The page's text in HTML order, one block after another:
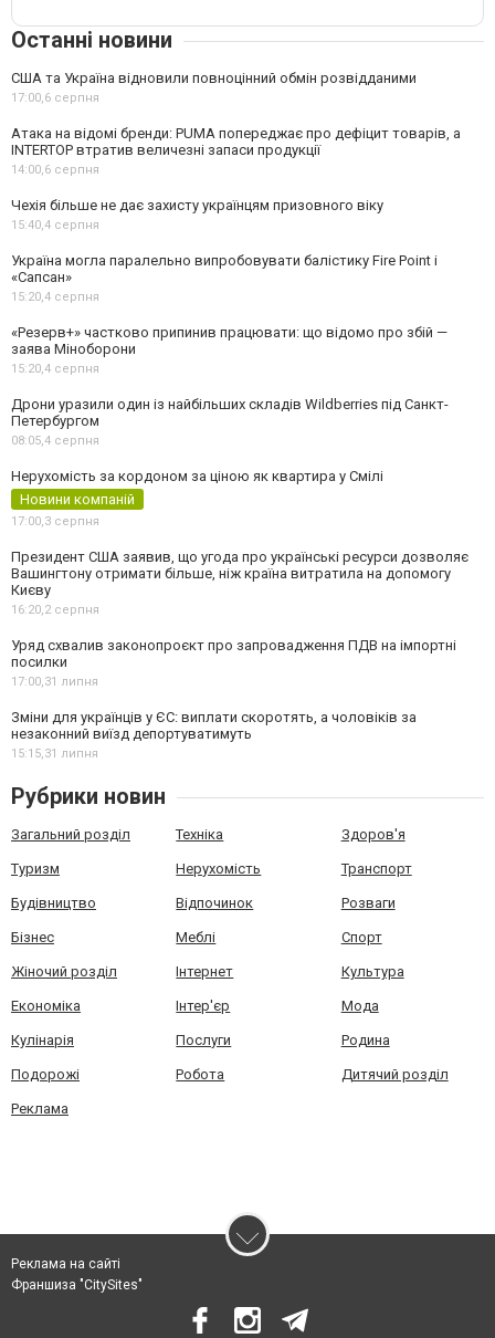
Останні новини
США та Україна відновили повноцінний обмін розвідданими
17:00,6 серпня
Атака на відомі бренди: PUMA попереджає про дефіцит товарів, а
INTERTOP втратив величезні запаси продукції
14:00,6 серпня
Чехія більше не дає захисту українцям призовного віку
15:40,4 серпня
Україна могла паралельно випробовувати балістику Fire Point і
«Сапсан»
15:20,4 серпня
«Резерв+» частково припинив працювати: що відомо про збій —
заява Міноборони
15:20,4 серпня
Дрони уразили один із найбільших складів Wildberries під Санкт-
Петербургом
08:05,4 серпня
Нерухомість за кордоном за ціною як квартира у Смілі
Новини компаній
17:00,3 серпня
Президент США заявив, що угода про українські ресурси дозволяє
Вашингтону отримати більше, ніж країна витратила на допомогу
Києву
16:20,2 серпня
Уряд схвалив законопроєкт про запровадження ПДВ на імпортні
посилки
17:00,31 липня
Зміни для українців у ЄС: виплати скоротять, а чоловіків за
незаконний виїзд депортуватимуть
15:15,31 липня
Рубрики новин
Загальний розділ Техніка Здоров'я
Туризм Нерухомість Транспорт
Будівництво Відпочинок Розваги
Бізнес Меблі Спорт
Жіночий розділ Інтернет Культура
Економіка Інтер'єр Мода
Кулінарія Послуги Родина
Подорожі Робота Дитячий розділ
Реклама
Реклама на сайті
Франшиза "CitySites"